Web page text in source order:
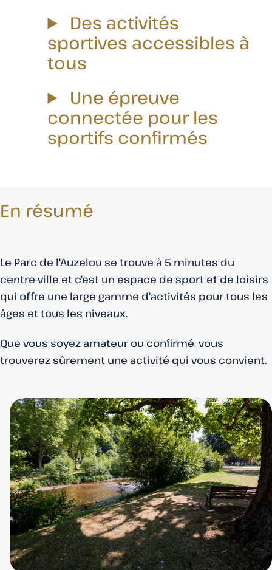
Des activités
sportives accessibles à
tous
Une épreuve
connectée pour les
sportifs confirmés
En résumé
Le Parc de l'Auzelou se trouve à 5 minutes du
centre-ville et c'est un espace de sport et de loisirs
qui offre une large gamme d'activités pour tous les
âges et tous les niveaux.
Que vous soyez amateur ou confirmé, vous
trouverez sûrement une activité qui vous convient.